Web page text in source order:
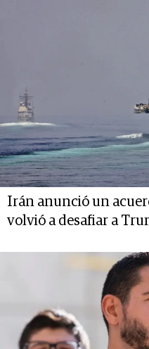
Irán anunció un
volvió a desafiar a